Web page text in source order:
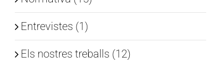
Entrevistes (1)
Els nostres treballs (12)